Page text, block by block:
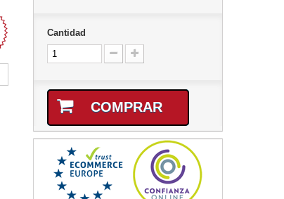
Cantidad
COMPRAR